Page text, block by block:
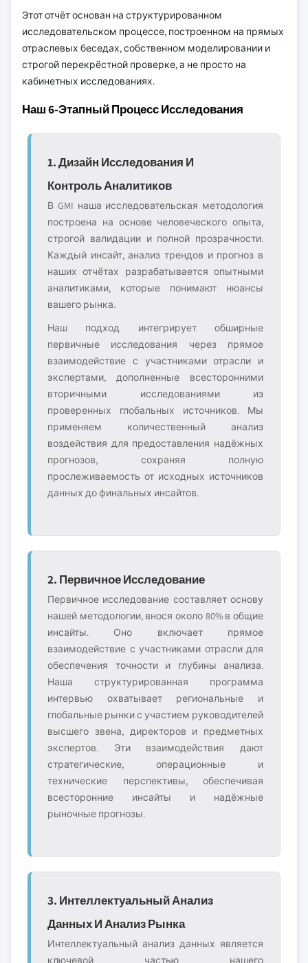
Этот отчёт основан на структурированном
исследовательском процессе, построенном на прямых
отраслевых беседах, собственном моделировании и
строгой перекрёстной проверке, а не просто на
кабинетных исследованиях.
Наш 6-Этапный Процесс Исследования
1. Дизайн Исследования И
Контроль Аналитиков
В GMI наша исследовательская методология
построена на основе человеческого опыта,
строгой валидации и полной прозрачности.
Каждый инсайт, анализ трендов и прогноз в
наших отчётах разрабатывается опытными
аналитиками, которые понимают нюансы
вашего рынка.
Наш подход интегрирует обширные
первичные исследования через прямое
взаимодействие с участниками отрасли и
экспертами, дополненные всесторонними
вторичными исследованиями из
проверенных глобальных источников. Мы
применяем количественный анализ
воздействия для предоставления надёжных
прогнозов, сохраняя полную
прослеживаемость от исходных источников
данных до финальных инсайтов.
2. Первичное Исследование
Первичное исследование составляет основу
нашей методологии, внося около 80% в общие
инсайты. Оно включает прямое
взаимодействие с участниками отрасли для
обеспечения точности и глубины анализа.
Наша структурированная программа
интервью охватывает региональные и
глобальные рынки с участием руководителей
высшего звена, директоров и предметных
экспертов. Эти взаимодействия дают
стратегические, операционные и
технические перспективы, обеспечивая
всесторонние инсайты и надёжные
рыночные прогнозы.
3. Интеллектуальный Анализ
Данных И Анализ Рынка
Интеллектуальный анализ данных является
ключевой частью нашего